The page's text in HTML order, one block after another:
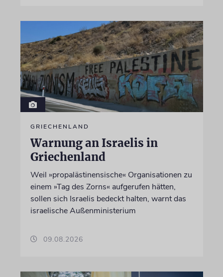
GRIECHENLAND
Warnung an Israelis in
Griechenland
Weil »propalästinensische« Organisationen zu
einem »Tag des Zorns« aufgerufen hätten,
sollen sich Israelis bedeckt halten, warnt das
israelische Außenministerium
09.08.2026